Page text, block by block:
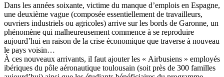
Dans les années soixante, victime du manque d’emplois en Espagne,
une deuxième vague (composée essentiellement de travailleurs,
ouvriers industriels ou agricoles) arrive sur les bords de Garonne, un
phénomène qui malheureusement commence à se reproduire
aujourd’hui en raison de la crise économique que traverse à nouveau
le pays voisin…
À ces nouveaux arrivants, il faut ajouter les « Airbusiens » employés
ibériques du pôle aéronautique toulousain (soit près de 300 familles